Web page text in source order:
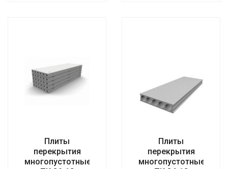
Плиты
перекрытия
многопустотные
Плиты
перекрытия
многопустотные